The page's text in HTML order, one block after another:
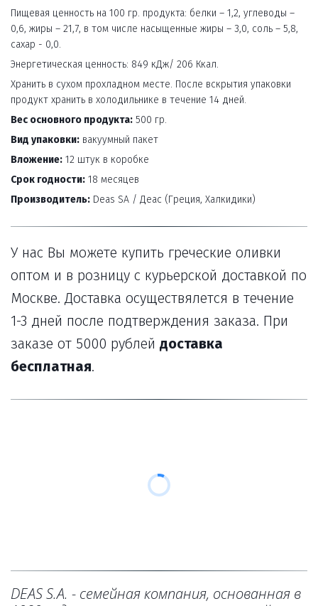
Пищевая ценность на 100 гр. продукта: белки – 1,2, углеводы –
0,6, жиры – 21,7, в том числе насыщенные жиры – 3,0, соль – 5,8,
сахар - 0,0.
Энергетическая ценность: 849 кДж/ 206 Ккал.
Хранить в сухом прохладном месте. После вскрытия упаковки
продукт хранить в холодильнике в течение 14 дней.
Вес основного продукта: 500 гр.
Вид упаковки: вакуумный пакет
Вложение: 12 штук в коробке
Срок годности: 18 месяцев
Производитель: Deas SA / Деас (Греция, Халкидики)
У нас Вы можете купить греческие оливки
оптом и в розницу с курьерской доставкой по
Москве. Доставка осуществялется в течение
1-3 дней после подтверждения заказа. При
заказе от 5000 рублей доставка
бесплатная.
DEAS S.A. - семейная компания, основанная в